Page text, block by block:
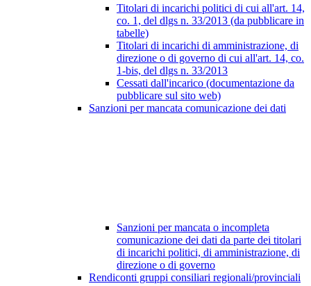
Titolari di incarichi politici di cui all'art. 14,
co. 1, del dlgs n. 33/2013 (da pubblicare in
tabelle)
Titolari di incarichi di amministrazione, di
direzione o di governo di cui all'art. 14, co.
1-bis, del dlgs n. 33/2013
Cessati dall'incarico (documentazione da
pubblicare sul sito web)
Sanzioni per mancata comunicazione dei dati
Sanzioni per mancata o incompleta
comunicazione dei dati da parte dei titolari
di incarichi politici, di amministrazione, di
direzione o di governo
Rendiconti gruppi consiliari regionali/provinciali